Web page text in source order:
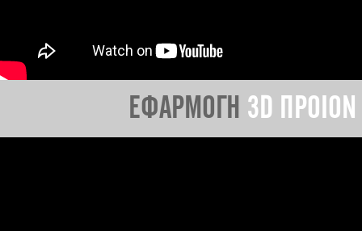
ΕΦΑΡΜΟΓΗ 3D ΠΡΟΙΟΝ